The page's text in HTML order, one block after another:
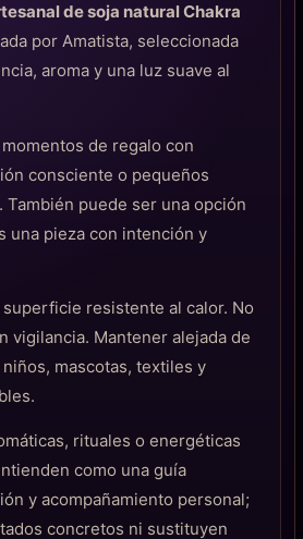
de soja natural Chakra
por Amatista, seleccionada
aroma y una luz suave al
de regalo con
consciente o pequeños
puede ser una opción
una pieza con intención y
resistente al calor. No
vigilancia. Mantener alejada de
mascotas, textiles y
rituales o energéticas
como una guía
y acompañamiento personal;
concretos ni sustituyen